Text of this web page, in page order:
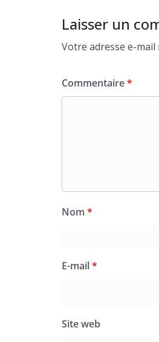
Laisser un
Votre adresse e-mail
Commentaire*
Nom *
E-mail*
Site web